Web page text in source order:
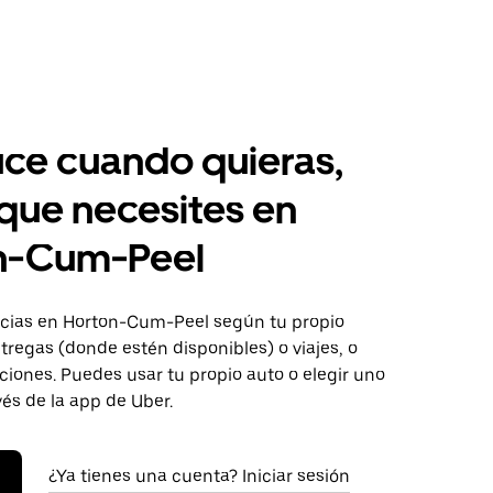
cuando quieras,
necesites en
Cum-Peel
en Horton-Cum-Peel según tu propio
(donde estén disponibles) o viajes, o
Puedes usar tu propio auto o elegir uno
de la app de Uber.
¿Ya tienes una cuenta? Iniciar sesión